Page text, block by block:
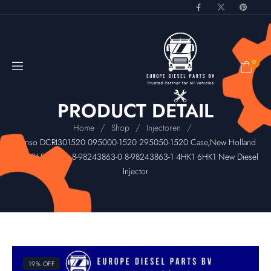
0
PRODUCT DETAIL
Home / Shop / Injectoren /
Denso DCRI301520 095000-1520 295050-1520 Case,New Holland
47858653 Isuzu 8-98243863-0 8-98243863-1 4HK1 6HK1 New Diesel
Injector
19% OFF